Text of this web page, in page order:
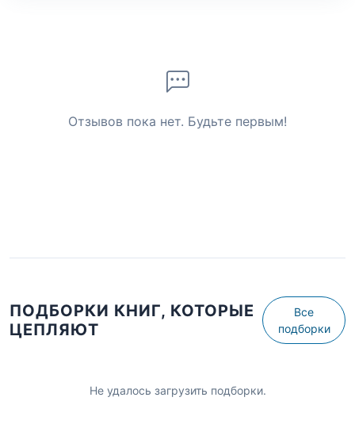
Отзывов пока нет. Будьте первым!
ПОДБОРКИ КНИГ, КОТОРЫЕ
ЦЕПЛЯЮТ
Все
подборки
Не удалось загрузить подборки.